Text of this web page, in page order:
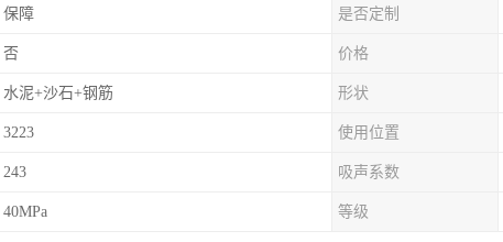
保障 是否定制
否 价格
水泥+沙石+钢筋 形状
3223 使用位置
243 吸声系数
40MPa 等级